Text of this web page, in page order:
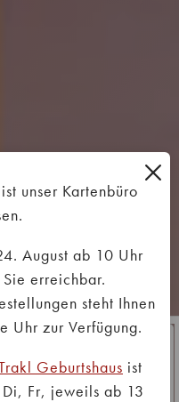
unser Kartenbüro
August ab 10 Uhr
erreichbar.
steht Ihnen
Uhr zur Verfügung.
Geburtshaus ist
Fr, jeweils ab 13